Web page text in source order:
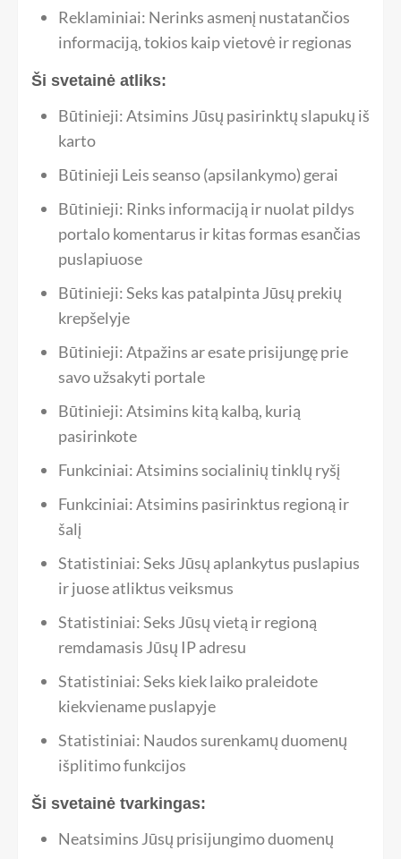
Reklaminiai: Nerinks asmenį nustatančios
informaciją, tokios kaip vietovė ir regionas
Ši svetainė atliks:
Būtinieji: Atsimins Jūsų pasirinktų slapukų iš
karto
Būtinieji Leis seanso (apsilankymo) gerai
Būtinieji: Rinks informaciją ir nuolat pildys
portalo komentarus ir kitas formas esančias
puslapiuose
Būtinieji: Seks kas patalpinta Jūsų prekių
krepšelyje
Būtinieji: Atpažins ar esate prisijungę prie
savo užsakyti portale
Būtinieji: Atsimins kitą kalbą, kurią
pasirinkote
Funkciniai: Atsimins socialinių tinklų ryšį
Funkciniai: Atsimins pasirinktus regioną ir
šalį
Statistiniai: Seks Jūsų aplankytus puslapius
ir juose atliktus veiksmus
Statistiniai: Seks Jūsų vietą ir regioną
remdamasis Jūsų IP adresu
Statistiniai: Seks kiek laiko praleidote
kiekviename puslapyje
Statistiniai: Naudos surenkamų duomenų
išplitimo funkcijos
Ši svetainė tvarkingas:
Neatsimins Jūsų prisijungimo duomenų